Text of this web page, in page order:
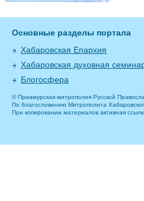
Основные разделы портала
Хабаровская Епархия
Хабаровская духовная
Блогосфера
© Приамурская митрополия Русской
По благословению Митрополита
При копировании материалов активная